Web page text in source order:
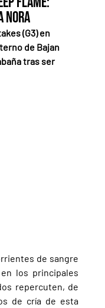
Nora
(G3) en
de Bajan
tras ser
de sangre
los principales
repercuten, de
de cría de esta